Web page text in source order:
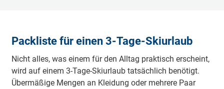
Packliste für einen 3-Tage-Skiurlaub
Nicht alles, was einem für den Alltag praktisch erscheint,
wird auf einem 3-Tage-Skiurlaub tatsächlich benötigt.
Übermäßige Mengen an Kleidung oder mehrere Paar